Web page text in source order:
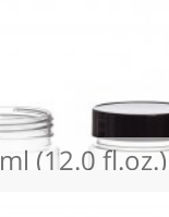
(12.0 fl.oz.)